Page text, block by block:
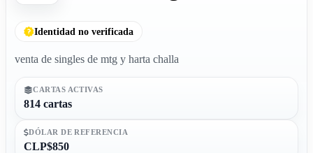
Identidad no verificada
venta de singles de mtg y harta challa
CARTAS ACTIVAS
814 cartas
DÓLAR DE REFERENCIA
CLP$850